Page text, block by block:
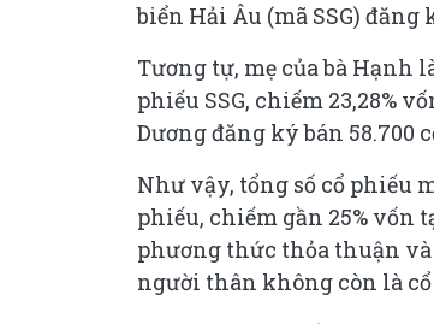
biển Hải Âu (mã SSG) đăng
Tương tự, mẹ của bà Hạnh
phiếu SSG, chiếm 23,28%
Dương đăng ký bán 58.700
Như vậy, tổng số cổ phiếu
phiếu, chiếm gần 25% vốn
phương thức thỏa thuận và
người thân không còn là